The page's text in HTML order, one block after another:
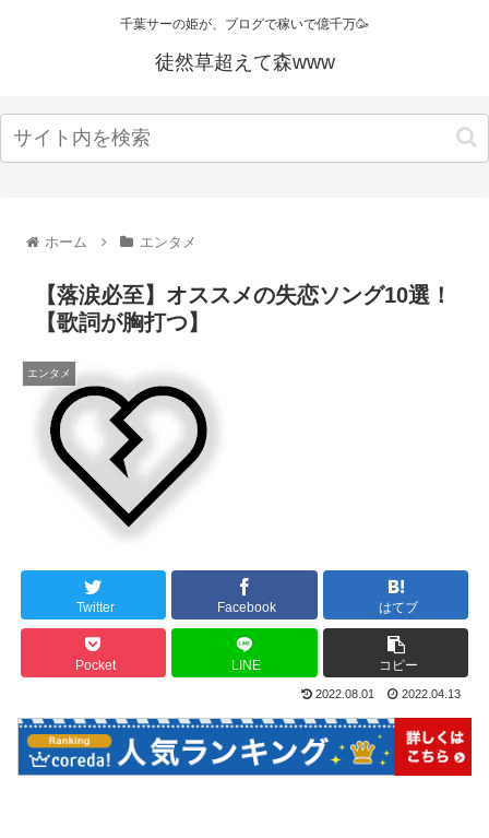
千葉サーの姫が、ブログで稼いで億千万🥳
徒然草超えて森www
ホーム エンタメ
【落涙必至】オススメの失恋ソング10選！
【歌詞が胸打つ】
エンタメ
Twitter Facebook はてブ
Pocket LINE コピー
2022.08.01 2022.04.13